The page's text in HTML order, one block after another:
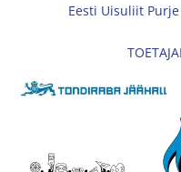
Eesti Uisuliit